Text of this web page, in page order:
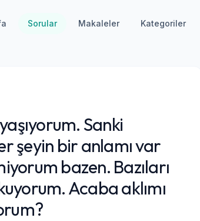
Sorular Makaleler Kategoriler
Sanki
şeyin bir anlamı var
bazen. Bazıları
Acaba aklımı